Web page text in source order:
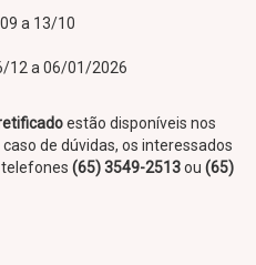
a 13/10
12 a 06/01/2026
estão disponíveis nos
de dúvidas, os interessados
(65) 3549-2513ou (65)